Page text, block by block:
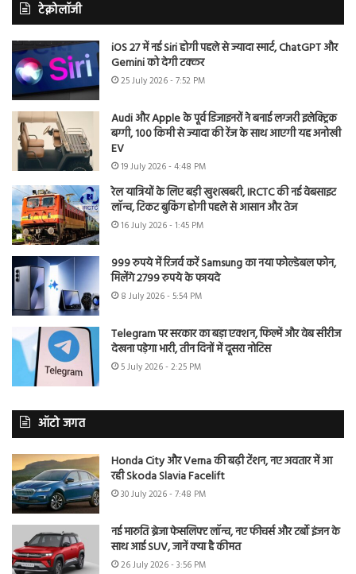
टेक्नोलॉजी
iOS 27 में नई Siri होगी पहले से ज्यादा स्मार्ट, ChatGPT और
Gemini को देगी टक्कर
25 July 2026 - 7:52 PM
Audi और Apple के पूर्व डिजाइनरों ने बनाई लग्जरी इलेक्ट्रिक
बग्गी, 100 किमी से ज्यादा की रेंज के साथ आएगी यह अनोखी
EV
19 July 2026 - 4:48 PM
रेल यात्रियों के लिए बड़ी खुशखबरी, IRCTC की नई वेबसाइट
लॉन्च, टिकट बुकिंग होगी पहले से आसान और तेज
16 July 2026 - 1:45 PM
999 रुपये में रिजर्व करें Samsung का नया फोल्डेबल फोन,
मिलेंगे 2799 रुपये के फायदे
8 July 2026 - 5:54 PM
Telegram पर सरकार का बड़ा एक्शन, फिल्में और वेब सीरीज
देखना पड़ेगा भारी, तीन दिनों में दूसरा नोटिस
5 July 2026 - 2:25 PM
ऑटो जगत
Honda City और Verna की बढ़ी टेंशन, नए अवतार में आ
रही Skoda Slavia Facelift
30 July 2026 - 7:48 PM
नई मारुति ब्रेजा फेसलिफ्ट लॉन्च, नए फीचर्स और टर्बो इंजन के
साथ आई SUV, जानें क्या है कीमत
26 July 2026 - 3:56 PM